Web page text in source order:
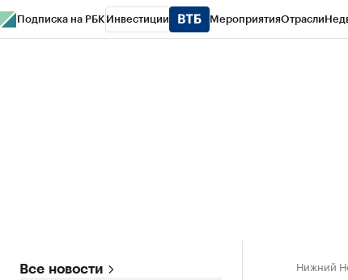
Подписка на РБК Инвестиции МероприятияОтрасли
Все новости Нижний